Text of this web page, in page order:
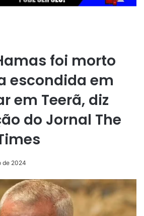
foi morto
escondida em
em Teerã, diz
do Jornal The
de 2024